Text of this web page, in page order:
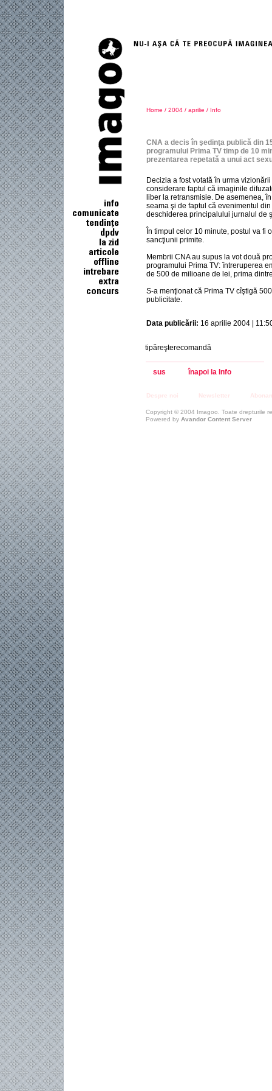
Home / 2004 / aprilie / Info
CNA a decis în şedinţa publică din
programului Prima TV timp de 10
prezentarea repetată a unui act
Decizia a fost votată în urma
considerare faptul că imaginile
liber la retransmisie. De asemenea,
seama şi de faptul că evenimentul
deschiderea principalului jurnalul de
În timpul celor 10 minute, postul va fi
sancţiunii primite.
Membrii CNA au supus la vot două
programului Prima TV: întreruperea
de 500 de milioane de lei, prima
S-a menţionat că Prima TV cîştigă
publicitate.
Data publicării: 16 aprilie 2004 |
tipăreşterecomandă
sus înapoi la Info
Despre noi Newsletter
Copyright © 2004 Imagoo. Toate drepturile
Powered by Avandor Content Server